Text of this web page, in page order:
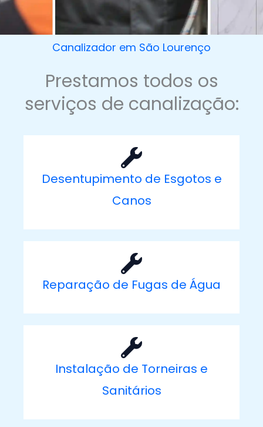
Canalizador em São Lourenço
Prestamos todos os
serviços de canalização:
Desentupimento de Esgotos e
Canos
Reparação de Fugas de Água
Instalação de Torneiras e
Sanitários